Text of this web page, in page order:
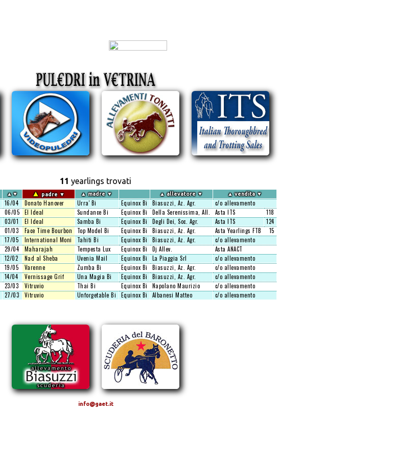
11 yearlings trovati
▲▼ ▲ padre ▼ ▲ madre ▼ ▲ allevatore ▼ ▲vendita▼
16/04 Donato Hanover Urra' Bi Equinox Bi Biasuzzi, Az. Agr. c/o allevamento
06/05 El Ideal Sundance Bi Equinox Bi Della Serenissima, All. Asta ITS 118
03/01 El Ideal Samba Bi Equinox Bi Degli Dei, Soc. Agr. Asta ITS 124
01/03 Face Time Bourbon Top Model Bi Equinox Bi Biasuzzi, Az. Agr. Asta Yearlings FTB 15
17/05 International Moni Tahiti Bi Equinox Bi Biasuzzi, Az. Agr. c/o allevamento
29/04 Maharajah Tempesta Lux Equinox Bi Dj Allev. Asta ANACT
12/02 Nad al Sheba Uvenia Mail Equinox Bi La Piaggia Srl c/o allevamento
19/05 Varenne Zumba Bi Equinox Bi Biasuzzi, Az. Agr. c/o allevamento
14/04 Vernissage Grif Una Magia Bi Equinox Bi Biasuzzi, Az. Agr. c/o allevamento
23/03 Vitruvio Thai Bi Equinox Bi Napolano Maurizio c/o allevamento
27/03 Vitruvio Unforgetable Bi Equinox Bi Albanesi Matteo c/o allevamento
info@gaet.it